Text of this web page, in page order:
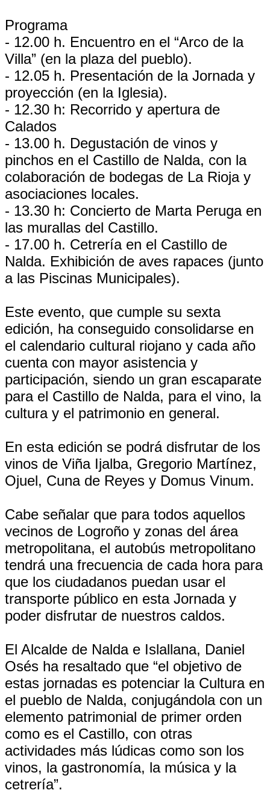
Programa
- 12.00 h. Encuentro en el “Arco de la
Villa” (en la plaza del pueblo).
- 12.05 h. Presentación de la Jornada y
proyección (en la Iglesia).
- 12.30 h: Recorrido y apertura de
Calados
- 13.00 h. Degustación de vinos y
pinchos en el Castillo de Nalda, con la
colaboración de bodegas de La Rioja y
asociaciones locales.
- 13.30 h: Concierto de Marta Peruga en
las murallas del Castillo.
- 17.00 h. Cetrería en el Castillo de
Nalda. Exhibición de aves rapaces (junto
a las Piscinas Municipales).
Este evento, que cumple su sexta
edición, ha conseguido consolidarse en
el calendario cultural riojano y cada año
cuenta con mayor asistencia y
participación, siendo un gran escaparate
para el Castillo de Nalda, para el vino, la
cultura y el patrimonio en general.
En esta edición se podrá disfrutar de los
vinos de Viña Ijalba, Gregorio Martínez,
Ojuel, Cuna de Reyes y Domus Vinum.
Cabe señalar que para todos aquellos
vecinos de Logroño y zonas del área
metropolitana, el autobús metropolitano
tendrá una frecuencia de cada hora para
que los ciudadanos puedan usar el
transporte público en esta Jornada y
poder disfrutar de nuestros caldos.
El Alcalde de Nalda e Islallana, Daniel
Osés ha resaltado que “el objetivo de
estas jornadas es potenciar la Cultura en
el pueblo de Nalda, conjugándola con un
elemento patrimonial de primer orden
como es el Castillo, con otras
actividades más lúdicas como son los
vinos, la gastronomía, la música y la
cetrería”.